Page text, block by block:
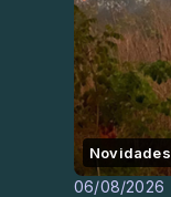
Novidades
06/08/2026